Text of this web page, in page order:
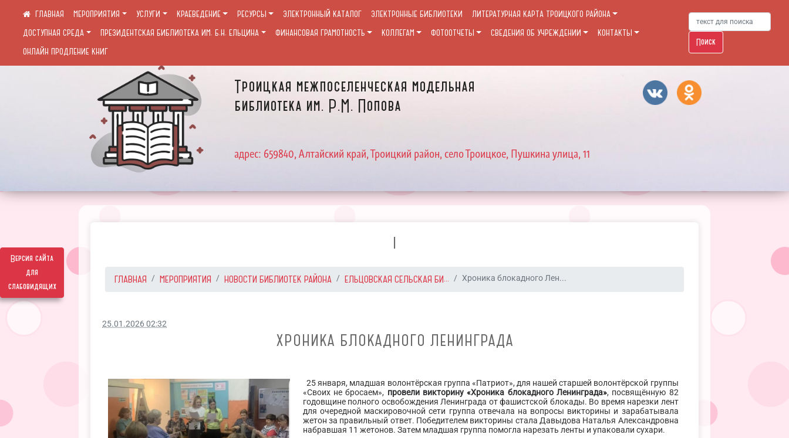
Версия сайта
для
слабовидящих
Троицкая межпоселенческая модельная
библиотека им. Р.М. Попова
адрес: 659840, Алтайский край, Троицкий район, село Троицкое, Пушкина улица, 11
МЕРОПРИЯТИЯ УСЛУГИ КРАЕВЕДЕНИЕ РЕСУРСЫ ЭЛЕКТРОННЫЙ КАТАЛОГ ЭЛЕКТРОННЫЕ БИБЛИОТЕКИ
ЛИТЕРАТУРНАЯ КАРТА ТРОИЦКОГО РАЙОНА
ДОСТУПНАЯ СРЕДА
ПРЕЗИДЕНТСКАЯ БИБЛИОТЕКА ИМ. Б.Н. ЕЛЬЦИНА ФИНАНСОВАЯ ГРАМОТНОСТЬ КОЛЛЕГАМ ФОТООТЧЕТЫ СВЕДЕНИЯ ОБ УЧРЕЖДЕНИИ
КОНТАКТЫ
ОНЛАЙН ПРОДЛЕНИЕ КНИГ
Поиск
I
ГЛАВНАЯ МЕРОПРИЯТИЯ НОВОСТИ БИБЛИОТЕК РАЙОНА ЕЛЬЦОВСКАЯ СЕЛЬСКАЯ БИ... Хроника блокадного Лен...
25.01.2026 02:32
ХРОНИКА БЛОКАДНОГО ЛЕНИНГРАДА
25 января, младшая волонтёрская группа «Патриот», для нашей старшей волонтёрской группы
«Своих не бросаем», провели викторину «Хроника блокадного Ленинграда», посвящённую 82
годовщине полного освобождения Ленинграда от фашистской блокады. Во время нарезки лент
для очередной маскировочной сети группа отвечала на вопросы викторины и зарабатывала
жетон за правильный ответ. Победителем викторины стала Давыдова Наталья Александровна
набравшая 11 жетонов. Затем младшая группа помогла нарезать ленты и упаковали сухари.